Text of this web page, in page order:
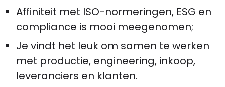
Affiniteit met ISO-normeringen, ESG en
compliance is mooi meegenomen;
Je vindt het leuk om samen te werken
met productie, engineering, inkoop,
leveranciers en klanten.